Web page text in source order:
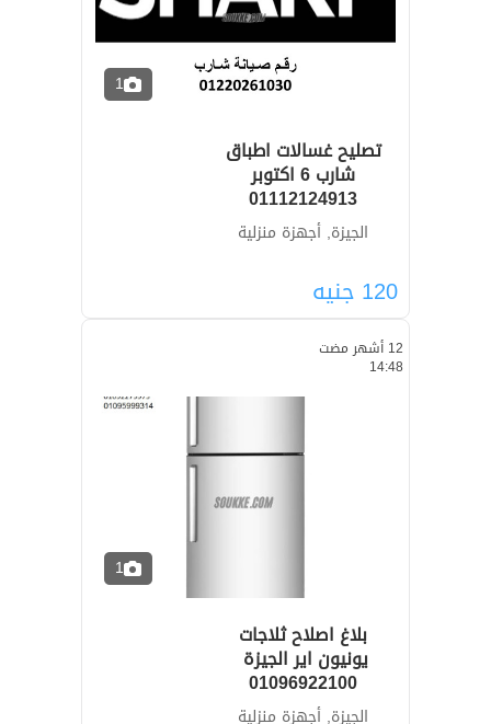
1
تصليح غسالات اطباق
شارب 6 اكتوبر
01112124913
الجيزة, أجهزة منزلية
120 جنيه
12 أشهر مضت
14:48
1
بلاغ اصلاح ثلاجات
01096922100
الجيزة, أجهزة منزلية